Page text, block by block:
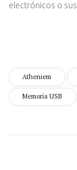
electrónicos o
Atheniem
Memoria USB